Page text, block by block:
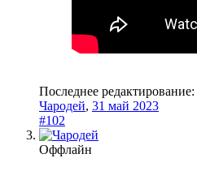
Последнее редактирование:
Чародей, 31 май 2023
#102
Оффлайн